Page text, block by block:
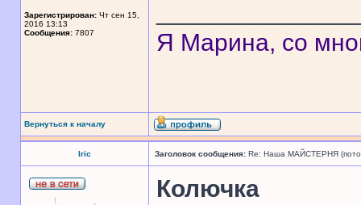
Зарегистрирован: Чт сен 15,
2016 13:13
Сообщения: 7807
Я Марина, со
Вернуться к началу
Iric Заголовок сообщения: Re: Наша МАЙСТЕРНЯ
Колючка